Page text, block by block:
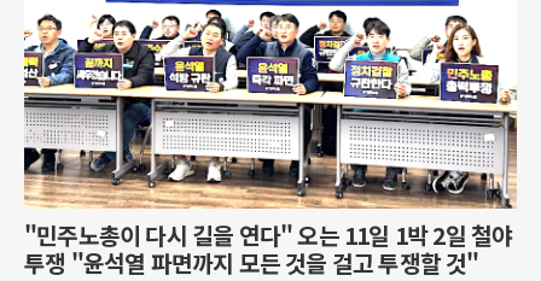
"민주노총이 다시 길을 연다" 오는 11일 1박 2일 철야
투쟁 "윤석열 파면까지 모든 것을 걸고 투쟁할 것"